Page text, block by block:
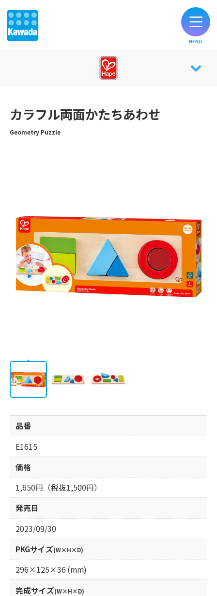
会社情報 JP / EN
オリジナルブランド一覧
MENU
カラフル両面かたちあわせ
Geometry Puzzle
品番
E1615
価格
1,650円（税抜1,500円）
発売日
2023/09/30
PKGサイズ(W×H×D)
296×125×36 (mm)
完成サイズ(W×H×D)